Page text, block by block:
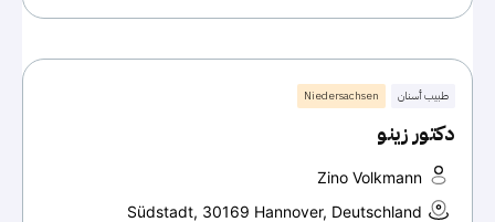
طبيب أسنان Niedersachsen
دكتور زينو
Zino Volkmann
Südstadt, 30169 Hannover, Deutschland